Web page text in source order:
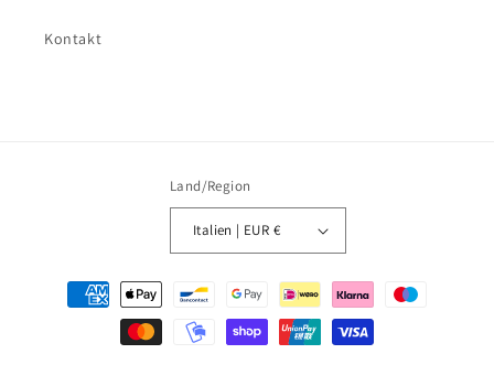
Kontakt
Land/Region
Italien | EUR €
Zahlungsmethoden